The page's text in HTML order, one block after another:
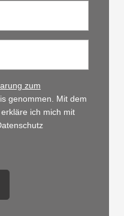
zum
genommen. Mit dem
ich mich mit